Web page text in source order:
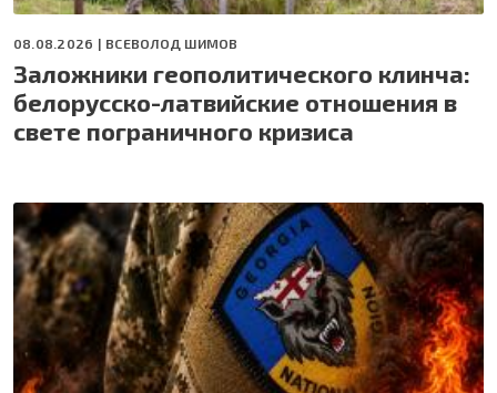
08.08.2026 | ВСЕВОЛОД ШИМОВ
Заложники геополитического клинча:
белорусско-латвийские отношения в
свете пограничного кризиса